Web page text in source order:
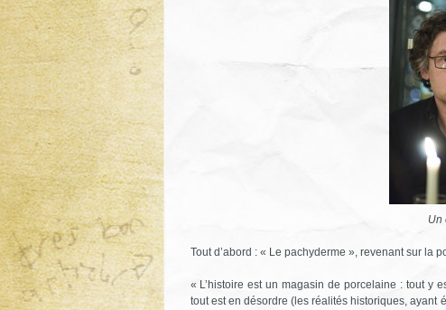
Un
Tout d’abord : « Le pachyderme », revenant sur la
« L’histoire est un magasin de porcelaine : tout y
tout est en désordre (les réalités historiques, ayant